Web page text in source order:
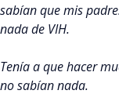
sabían que mis
nada de VIH.
Tenía a que hacer
no sabían nada.